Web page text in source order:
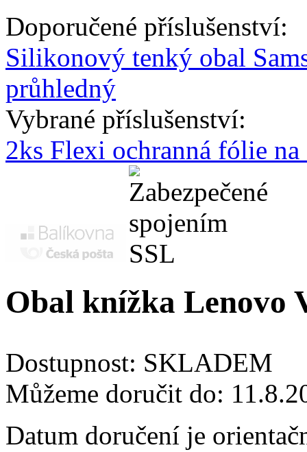
Doporučené příslušenství:
Silikonový tenký obal
průhledný
Vybrané příslušenství:
2ks Flexi ochranná fólie
Obal knížka Lenovo
Dostupnost: SKLADEM
Můžeme doručit do:
Datum doručení je